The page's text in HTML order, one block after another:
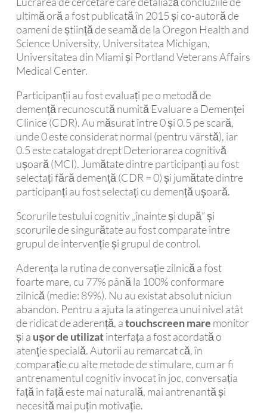
ultimă oră a fost publicată în 2015 și co-autoră de
oameni de știință de seamă de la Oregon Health and
Science University, Universitatea Michigan,
Universitatea din Miami și Portland Veterans Affairs
Medical Center.
Participanții au fost evaluați pe o metodă de
demență recunoscută numită Evaluare a Demenței
Clinice (CDR). Au măsurat între 0 și 0.5 pe scară,
unde 0 este considerat normal (pentru vârstă), iar
0.5 este catalogat drept Deteriorarea cognitivă
ușoară (MCI). Jumătate dintre participanți au fost
selectați fără demență (CDR = 0) și jumătate dintre
participanți au fost selectați cu demență ușoară.
Scorurile testului cognitiv „înainte și după” și
scorurile de singurătate au fost comparate între
grupul de intervenție și grupul de control.
Aderența la rutina de conversație zilnică a fost
foarte mare, cu 77% până la 100% conformare
zilnică (medie: 89%). Nu au existat absolut niciun
abandon. Pentru a ajuta la atingerea unui nivel atât
de ridicat de aderență, atouchscreen mare monitor
și a ușor de utilizatinterfața a fost acordată o
atenție specială. Autorii au remarcat că, în
comparație cu alte metode de stimulare, cum ar fi
antrenamentul cognitiv invocat în joc, conversația
față în față este mai naturală, mai antrenantă și
necesită mai puțin motivație.